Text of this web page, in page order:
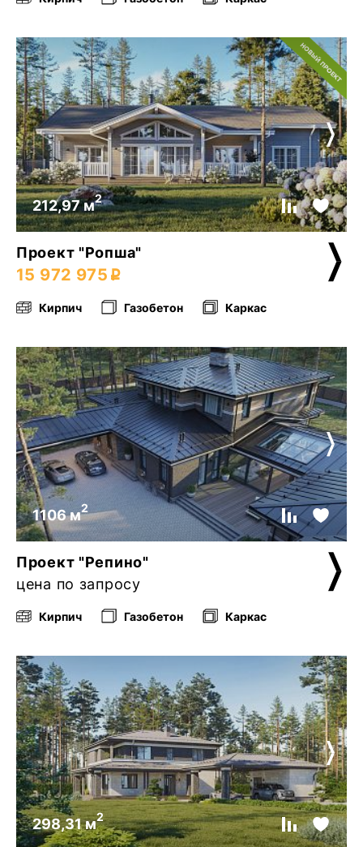
212,97 м2
Проект "Ропша"
15 972 975
Кирпич Газобетон Каркас
1106 м2
Проект "Репино"
цена по запросу
Кирпич Газобетон Каркас
298,31 м2